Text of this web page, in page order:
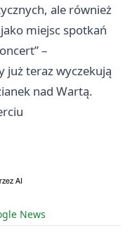
ale również
miejsc spotkań
–
już teraz wyczekują
nad Wartą.
News